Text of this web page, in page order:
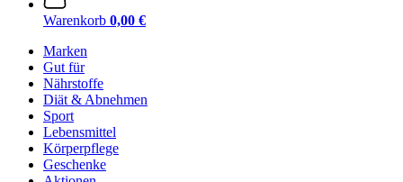
Warenkorb 0,00 €
Marken
Gut für
Nährstoffe
Diät & Abnehmen
Sport
Lebensmittel
Körperpflege
Geschenke